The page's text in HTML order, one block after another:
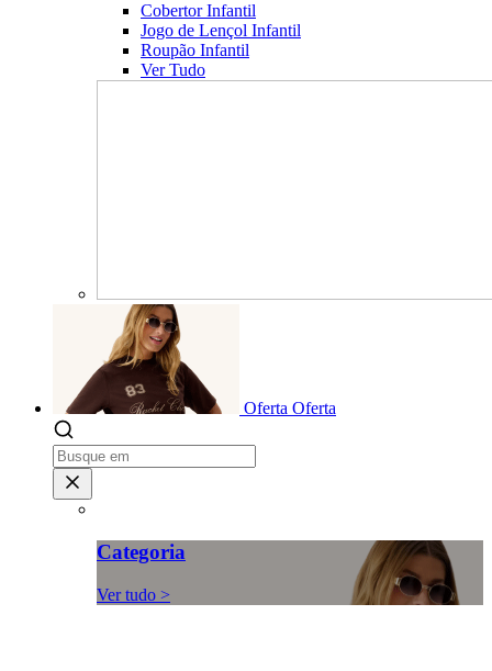
Cobertor Infantil
Jogo de Lençol Infantil
Roupão Infantil
Ver Tudo
Oferta Oferta
Categoria
Ver tudo >